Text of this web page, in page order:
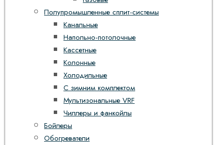
Полупромышленные сплит-системы
Канальные
Напольно-потолочные
Кассетные
Колонные
Холодильные
С зимним комплектом
Мультизональные VRF
Чиллеры и фанкойлы
Бойлеры
Обогреватели